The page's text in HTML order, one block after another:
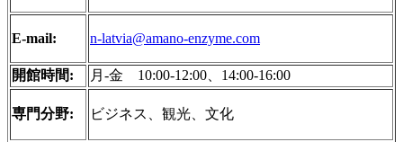
E-mail: n-latvia@amano-enzyme.com
開館時間: 月‐金 10:00-12:00、14:00-16:00
専門分野: ビジネス、観光、文化